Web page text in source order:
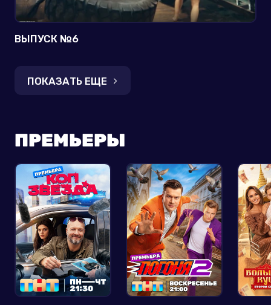
ВЫПУСК №6
ПОКАЗАТЬ ЕЩЕ
ПРЕМЬЕРЫ